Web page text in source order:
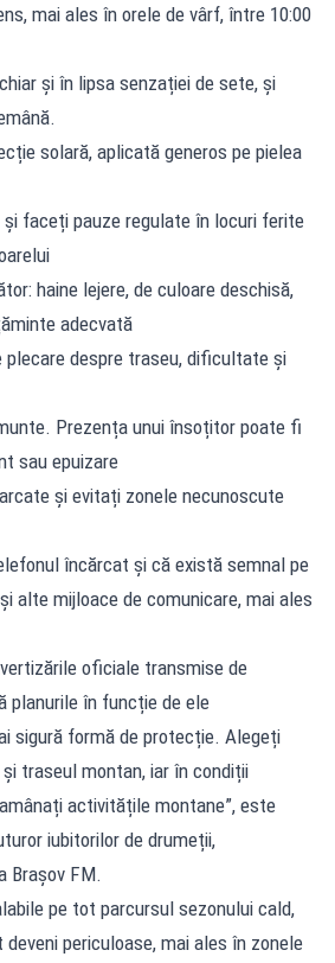
mai ales în orele de vârf, între 10:00
și în lipsa senzației de sete, și
solară, aplicată generos pe pielea
faceți pauze regulate în locuri ferite
haine lejere, de culoare deschisă,
adecvată
despre traseu, dificultate și
Prezența unui însoțitor poate fi
sau epuizare
și evitați zonele necunoscute
încărcat și că există semnal pe
alte mijloace de comunicare, mai ales
oficiale transmise de
planurile în funcție de ele
sigură formă de protecție. Alegeți
traseul montan, iar în condiții
activitățile montane”, este
iubitorilor de drumeții,
Brașov FM.
pe tot parcursul sezonului cald,
periculoase, mai ales în zonele